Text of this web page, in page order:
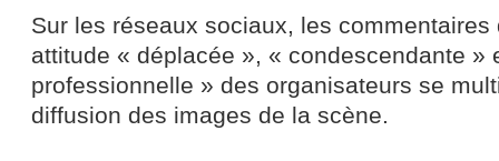
Sur les réseaux sociaux, les commentaires
attitude « déplacée », « condescendante »
professionnelle » des organisateurs se
diffusion des images de la scène.